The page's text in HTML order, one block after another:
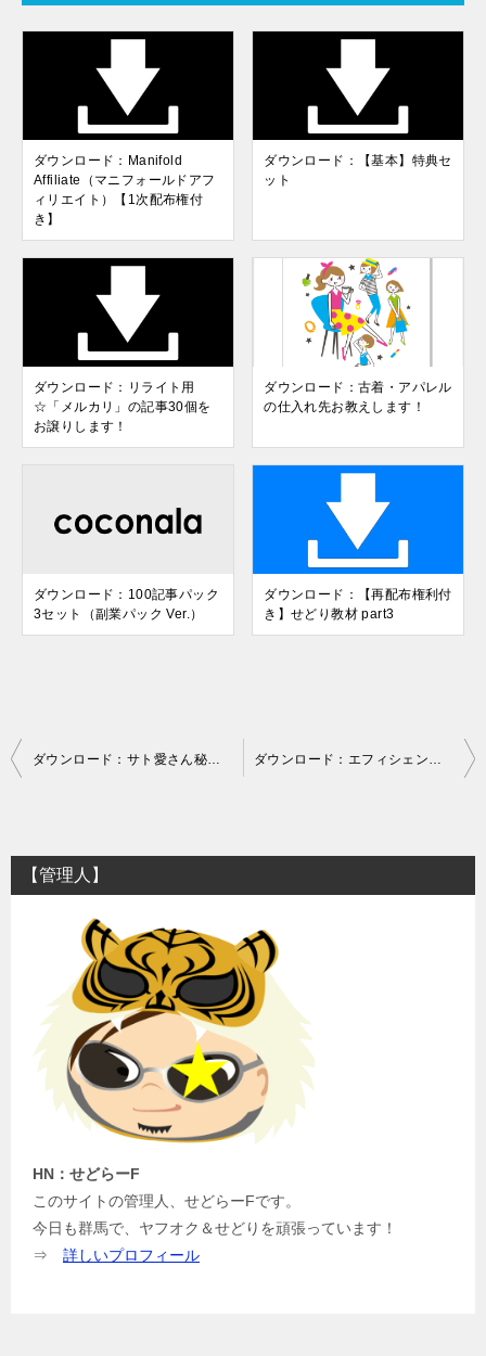
ダウンロード：Manifold
Affiliate（マニフォールドアフ
ィリエイト）【1次配布権付
き】
ダウンロード：【基本】特典セ
ット
ダウンロード：リライト用
☆「メルカリ」の記事30個を
お譲りします！
ダウンロード：古着・アパレル
の仕入れ先お教えします！
ダウンロード：100記事パック
3セット（副業パック Ver.）
ダウンロード：【再配布権利付
き】せどり教材 part3
投
ビ
ゲ
ダウンロード：サト愛さん秘蔵レポート8レポートセット（3108） ダウンロード：エフィシェントテンプレート らら流カスタマイズ
【管理人】
HN：せどらーF
このサイトの管理人、せどらーFです。
今日も群馬で、ヤフオク＆せどりを頑張っています！
⇒ 詳しいプロフィール